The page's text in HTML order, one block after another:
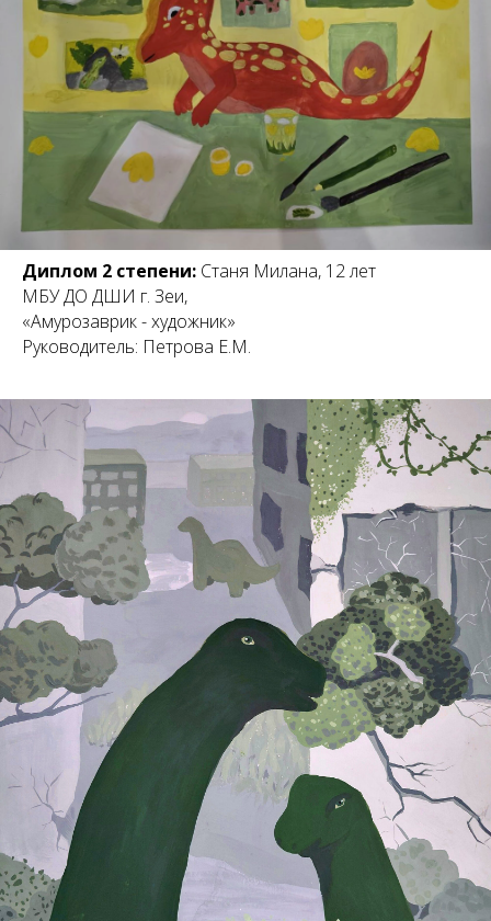
Диплом 2 степени: Станя Милана, 12 лет
МБУ ДО ДШИ г. Зеи,
«Амурозаврик - художник»
Руководитель: Петрова Е.М.